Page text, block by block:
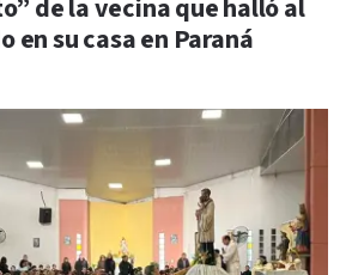
de la vecina que halló al
en su casa en Paraná